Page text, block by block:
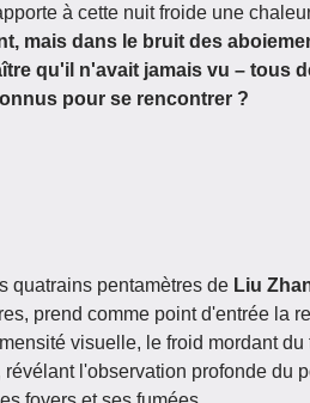
à cette nuit froide une
mais dans le bruit des
qu'il n'avait jamais vu – tous
pour se rencontrer ?
quatrains pentamètres de Liu
prend comme point d'entrée la
visuelle, le froid mordant du
l'observation profonde du